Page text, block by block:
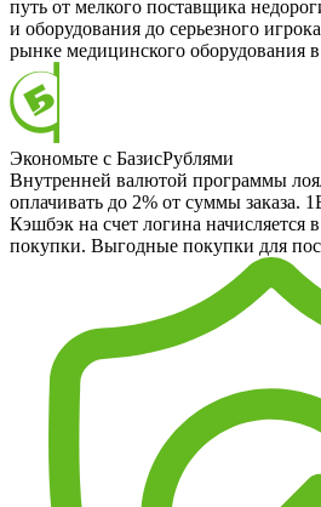
путь от мелкого поставщика
и оборудования до серьезного
рынке медицинского оборудования
Экономьте с БазисРублями
Внутренней валютой программы
оплачивать до 2% от суммы заказа.
Кэшбэк на счет логина начисляется
покупки. Выгодные покупки для